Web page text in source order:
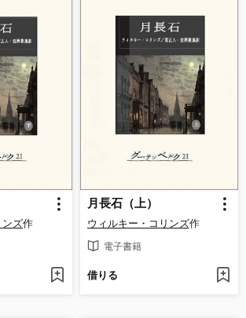
ンズ作
月長石（上）
ウィルキー・コリンズ作
電子書籍
借りる